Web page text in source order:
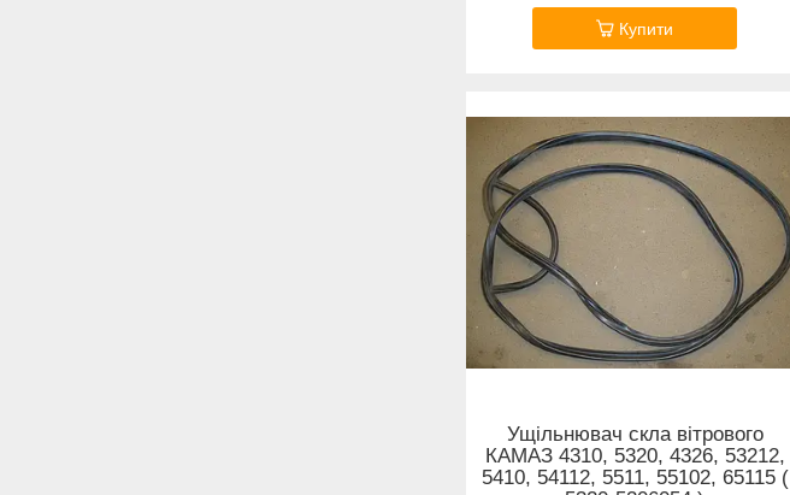
Купити
Ущільнювач скла вітрового
КАМАЗ 4310, 5320, 4326, 53212,
5410, 54112, 5511, 55102, 65115 (